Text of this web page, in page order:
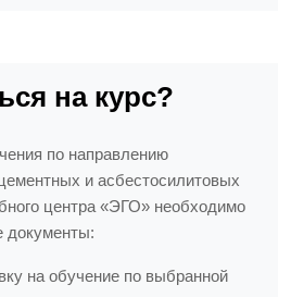
на курс?
по направлению
и асбестосилитовых
центра «ЭГО» необходимо
документы:
на обучение по выбранной